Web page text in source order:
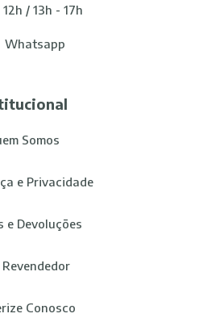
/ 13h - 17h
Whatsapp
Somos
e Privacidade
e Devoluções
Revendedor
Conosco